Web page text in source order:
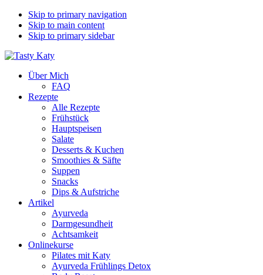
Skip to primary navigation
Skip to main content
Skip to primary sidebar
Über Mich
FAQ
Rezepte
Alle Rezepte
Frühstück
Hauptspeisen
Salate
Desserts & Kuchen
Smoothies & Säfte
Suppen
Snacks
Dips & Aufstriche
Artikel
Ayurveda
Darmgesundheit
Achtsamkeit
Onlinekurse
Pilates mit Katy
Ayurveda Frühlings Detox